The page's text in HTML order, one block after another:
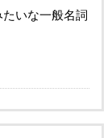
いな一般名詞